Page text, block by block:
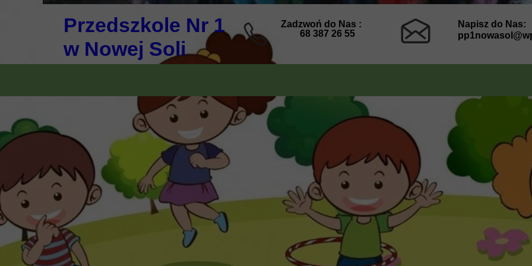
Napisz do Nas:
Zadzwoń do Nas :
68 387 26 55
Przedszkole Nr 1
w Nowej Soli